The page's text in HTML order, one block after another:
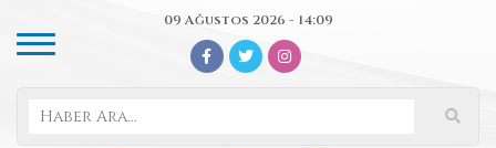
09 Ağustos 2026 - 14:09